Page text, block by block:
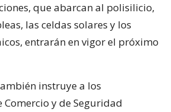
que abarcan al polisilicio,
las celdas solares y los
entrarán en vigor el próximo
instruye a los
y de Seguridad